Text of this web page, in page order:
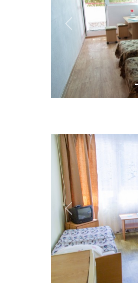
Previous
Previous